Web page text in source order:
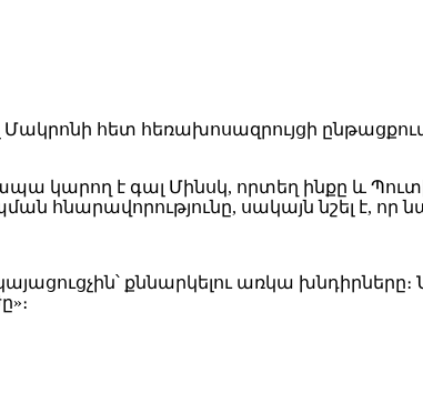
Մակրոն ի հետ հեռախոսազրույցի
ապա կարող է գալ Մինսկ, որտեղ ինքը և
հնարավորությունը, սակայն նշել է, որ
քննարկելու առկա